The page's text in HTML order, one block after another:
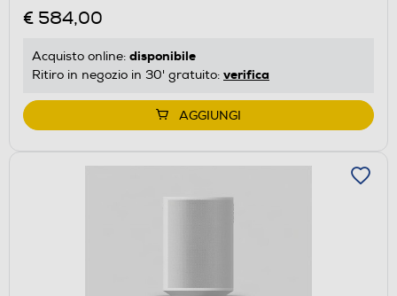
€ 584,00
Acquisto online: disponibile
Ritiro in negozio in 30' gratuito: verifica
AGGIUNGI